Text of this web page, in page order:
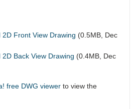
Front View Drawing (0.5MB, Dec
Back View Drawing (0.4MB, Dec
free DWG viewer to view the